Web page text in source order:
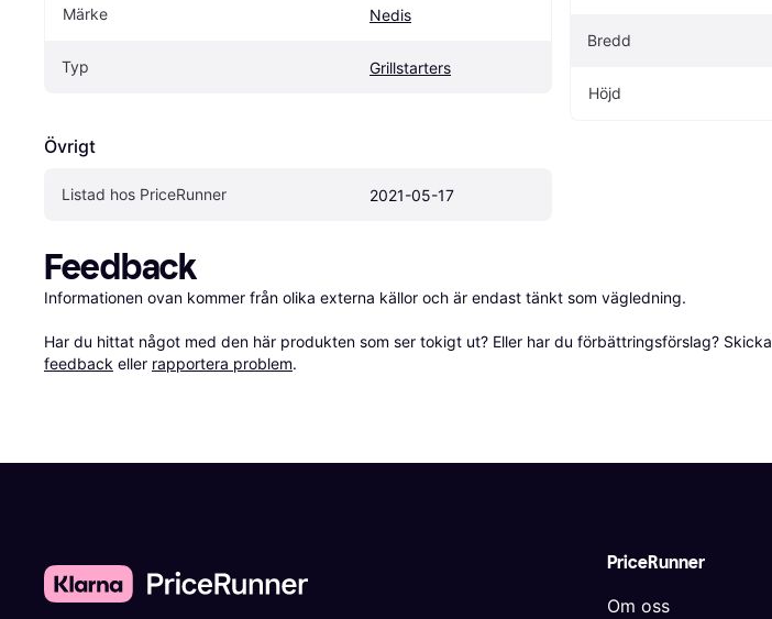
Märke Nedis
Typ Grillstarters
Övrigt
Listad hos PriceRunner 2021-05-17
Bredd
Höjd
Feedback
Informationen ovan kommer från olika externa källor och är endast tänkt som vägledning.
Har du hittat något med den här produkten som ser tokigt ut? Eller har du förbättringsförslag? Skicka
feedback eller rapportera problem.
PriceRunner
Om oss